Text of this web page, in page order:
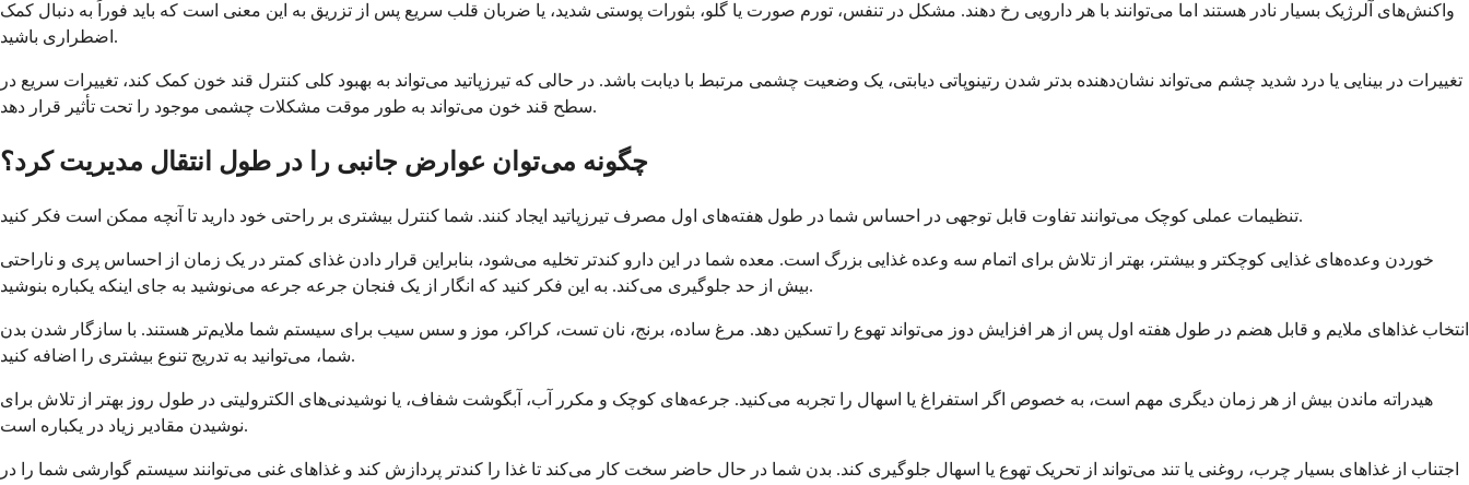
واکنش‌های آلرژیک بسیار نادر هستند اما می‌توانند با هر دارویی رخ دهند. مشکل در تنفس، تورم صورت یا گلو، بثورات پوستی شدید، یا ضربان قلب سریع پس از تزریق به این معنی است که باید فوراً به دنبال کمک
اضطراری باشید.
تغییرات در بینایی یا درد شدید چشم می‌تواند نشان‌دهنده بدتر شدن رتینوپاتی دیابتی، یک وضعیت چشمی مرتبط با دیابت باشد. در حالی که تیرزپاتید می‌تواند به بهبود کلی کنترل قند خون کمک کند، تغییرات سریع در
سطح قند خون می‌تواند به طور موقت مشکلات چشمی موجود را تحت تأثیر قرار دهد.
چگونه می‌توان عوارض جانبی را در طول انتقال مدیریت کرد؟
تنظیمات عملی کوچک می‌توانند تفاوت قابل توجهی در احساس شما در طول هفته‌های اول مصرف تیرزپاتید ایجاد کنند. شما کنترل بیشتری بر راحتی خود دارید تا آنچه ممکن است فکر کنید.
خوردن وعده‌های غذایی کوچکتر و بیشتر، بهتر از تلاش برای اتمام سه وعده غذایی بزرگ است. معده شما در این دارو کندتر تخلیه می‌شود، بنابراین قرار دادن غذای کمتر در یک زمان از احساس پری و ناراحتی
بیش از حد جلوگیری می‌کند. به این فکر کنید که انگار از یک فنجان جرعه جرعه می‌نوشید به جای اینکه یکباره بنوشید.
انتخاب غذاهای ملایم و قابل هضم در طول هفته اول پس از هر افزایش دوز می‌تواند تهوع را تسکین دهد. مرغ ساده، برنج، نان تست، کراکر، موز و سس سیب برای سیستم شما ملایم‌تر هستند. با سازگار شدن بدن
شما، می‌توانید به تدریج تنوع بیشتری را اضافه کنید.
هیدراته ماندن بیش از هر زمان دیگری مهم است، به خصوص اگر استفراغ یا اسهال را تجربه می‌کنید. جرعه‌های کوچک و مکرر آب، آبگوشت شفاف، یا نوشیدنی‌های الکترولیتی در طول روز بهتر از تلاش برای
نوشیدن مقادیر زیاد در یکباره است.
اجتناب از غذاهای بسیار چرب، روغنی یا تند می‌تواند از تحریک تهوع یا اسهال جلوگیری کند. بدن شما در حال حاضر سخت کار می‌کند تا غذا را کندتر پردازش کند و غذاهای غنی می‌توانند سیستم گوارشی شما را در